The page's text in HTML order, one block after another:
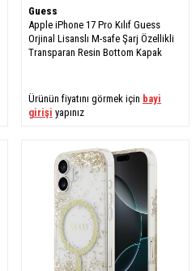
Guess
Apple iPhone 17 Pro Kılıf Guess
Orjinal Lisanslı M-safe Şarj Özellikli
Transparan Resin Bottom Kapak
Ürünün fiyatını görmek için bayi
girişi yapınız